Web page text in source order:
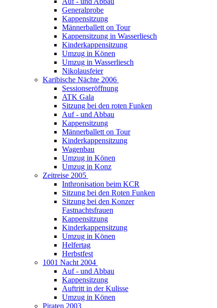
Generalprobe
Kappensitzung
Männerballett on Tour
Kappensitzung in Wasserliesch
Kinderkappensitzung
Umzug in Könen
Umzug in Wasserliesch
Nikolausfeier
Karibische Nächte 2006
Sessionseröffnung
ATK Gala
Sitzung bei den roten Funken
Auf - und Abbau
Kappensitzung
Männerballett on Tour
Kinderkappensitzung
Wagenbau
Umzug in Könen
Umzug in Konz
Zeitreise 2005
Inthronisation beim KCR
Sitzung bei den Roten Funken
Sitzung bei den Konzer
Fastnachtsfrauen
Kappensitzung
Kinderkappensitzung
Umzug in Könen
Helfertag
Herbstfest
1001 Nacht 2004
Auf - und Abbau
Kappensitzung
Auftritt in der Kulisse
Umzug in Könen
Piraten 2003